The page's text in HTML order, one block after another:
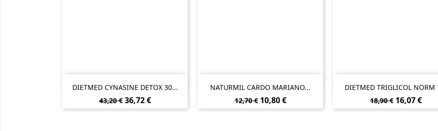
DIETMED CYNASINE DETOX 30...
Preço
normal
43,20 € Preço
36,72 €
 Vista rápida NATURMIL CARDO MARIANO...
Preço
normal
12,70 € Preço
10,80 €
 Vista rápida DIETMED TRIGLICOL NORM
Preço
normal
18,90 € Preço
16,07 €
 Vista rápida